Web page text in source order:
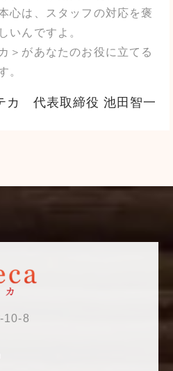
心は、スタッフの対応を褒
いんですよ。
＞があなたのお役に立てる
。
カ 代表取締役 池田智一
10-8